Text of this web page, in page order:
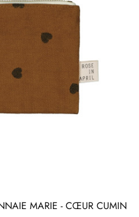
MARIE - CŒUR CUMIN